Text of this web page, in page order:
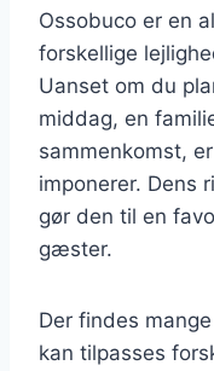
Ossobuco er en
forskellige
Uanset om du
middag, en
sammenkomst,
imponerer. Dens
gør den til en
gæster.
Der findes
kan tilpasses